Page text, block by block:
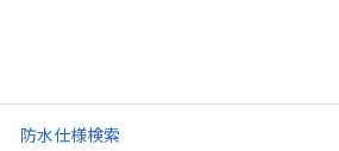
防水仕様検索